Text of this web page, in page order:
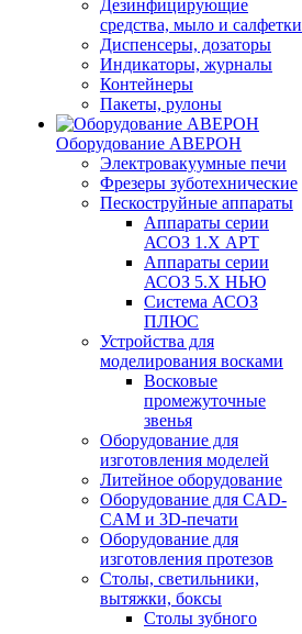
Дезинфицирующие
средства, мыло и салфетки
Диспенсеры, дозаторы
Индикаторы, журналы
Контейнеры
Пакеты, рулоны
Оборудование АВЕРОН
Электровакуумные печи
Фрезеры зуботехнические
Пескоструйные аппараты
Аппараты серии
АСОЗ 1.Х АРТ
Аппараты серии
АСОЗ 5.Х НЬЮ
Система АСОЗ
ПЛЮС
Устройства для
моделирования восками
Восковые
промежуточные
звенья
Оборудование для
изготовления моделей
Литейное оборудование
Оборудование для CAD-
CAM и 3D-печати
Оборудование для
изготовления протезов
Cтолы, светильники,
вытяжки, боксы
Столы зубного